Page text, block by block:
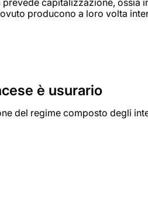
producono a loro volta
è usurario
del regime composto degli